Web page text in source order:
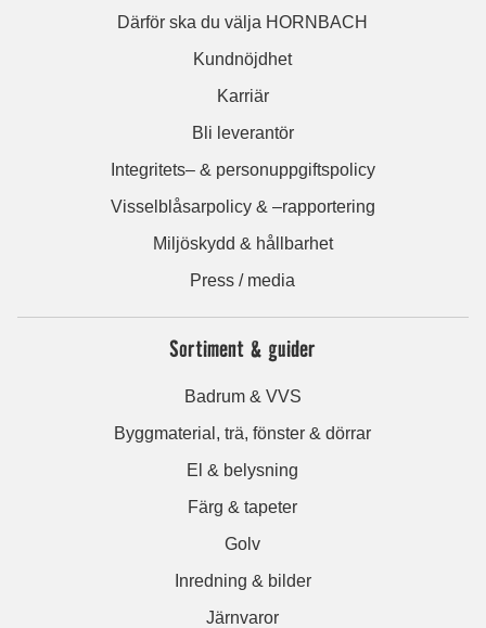
Därför ska du välja HORNBACH
Kundnöjdhet
Karriär
Bli leverantör
Integritets– & personuppgiftspolicy
Visselblåsarpolicy & –rapportering
Miljöskydd & hållbarhet
Press / media
Sortiment & guider
Badrum & VVS
Byggmaterial, trä, fönster & dörrar
El & belysning
Färg & tapeter
Golv
Inredning & bilder
Järnvaror